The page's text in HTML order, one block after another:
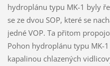
hydroplánu typu MK-1 byly
se ze dvou SOP, které se
jedné VOP. Ta přitom
Pohon hydroplánu typu MK-
kapalinou chlazených